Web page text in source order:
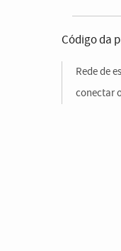
Código da
Rede de
conectar